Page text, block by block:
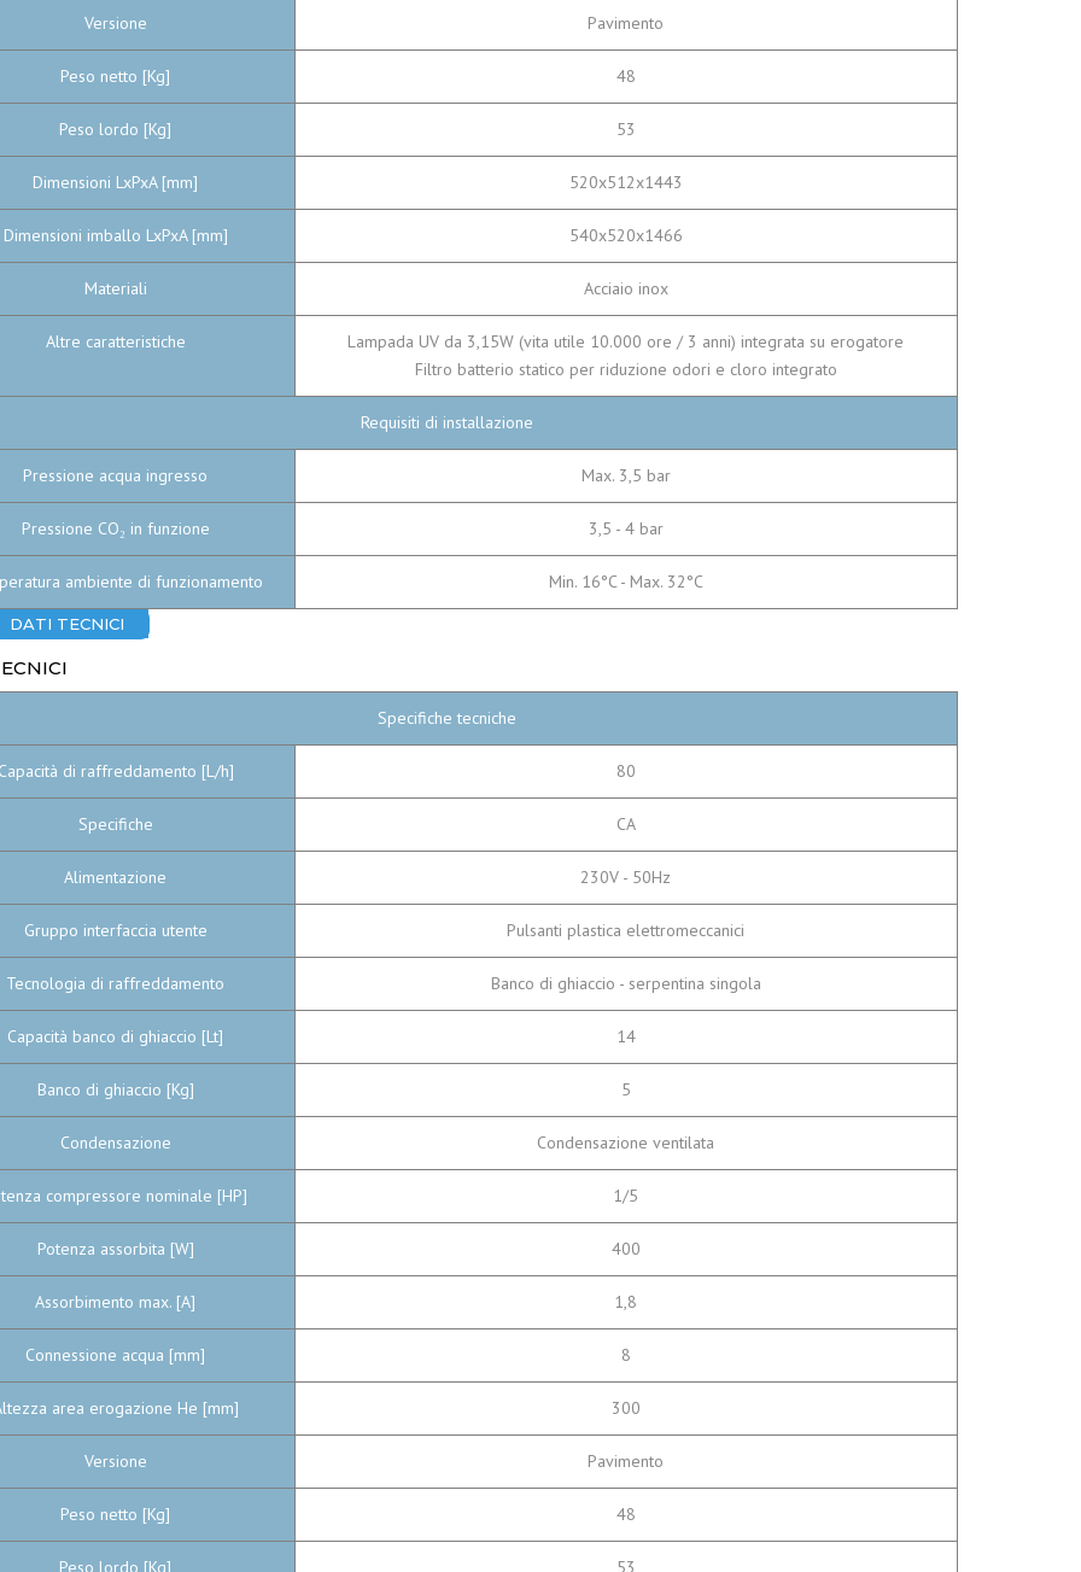
Versione Pavimento
Peso netto [Kg] 48
Peso lordo [Kg] 53
Dimensioni LxPxA [mm] 520x512x1443
Dimensioni imballo LxPxA [mm] 540x520x1466
Materiali Acciaio inox
Altre caratteristiche
Lampada UV da 3,15W (vita utile 10.000 ore / 3 anni) integrata su erogatore
Filtro batterio statico per riduzione odori e cloro integrato
Requisiti di installazione
Pressione acqua ingresso Max. 3,5 bar
Pressione CO₂ in funzione 3,5 - 4 bar
ambiente di funzionamento Min. 16°C - Max. 32°C
DATI TECNICI
Specifiche tecniche
di raffreddamento [L/h] 80
Specifiche CA
Alimentazione 230V - 50Hz
Gruppo interfaccia utente Pulsanti plastica elettromeccanici
Tecnologia di raffreddamento Banco di ghiaccio - serpentina singola
Capacità banco di ghiaccio [Lt] 14
Banco di ghiaccio [Kg] 5
Condensazione Condensazione ventilata
compressore nominale [HP] 1/5
Potenza assorbita [W] 400
Assorbimento max. [A] 1,8
Connessione acqua [mm] 8
area erogazione He [mm] 300
Versione Pavimento
Peso netto [Kg] 48
Peso lordo [Kg] 53